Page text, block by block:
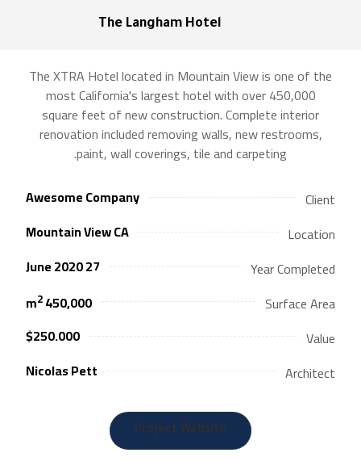
The Langham Hotel
The XTRA Hotel located in Mountain View is one of the
most California's largest hotel with over 450,000
square feet of new construction. Complete interior
renovation included removing walls, new restrooms,
paint, wall coverings, tile and carpeting.
Client
Awesome Company
Location
Mountain View CA
Year Completed
27 June 2020
Surface Area
450,000 m
2
Value
$250.000
Architect
Nicolas Pett
Project Website